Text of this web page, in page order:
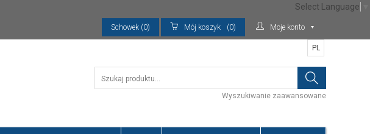
Schowek (0) Mój koszyk (0) Moje konto
Wyszukiwanie zaawansowane
PL
Select Language